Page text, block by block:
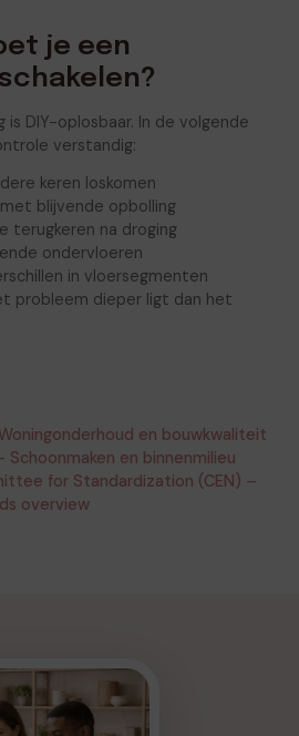
je een
is DIY-oplosbaar. In de volgende
verstandig:
keren loskomen
blijvende opbolling
terugkeren na droging
ondervloeren
in vloersegmenten
probleem dieper ligt dan het
en bouwkwaliteit
Schoonmaken en binnenmilieu
for Standardization (CEN) –
overview